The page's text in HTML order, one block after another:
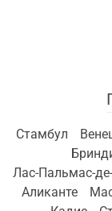
Стамбул
Лас-Пальмас-
Аликанте